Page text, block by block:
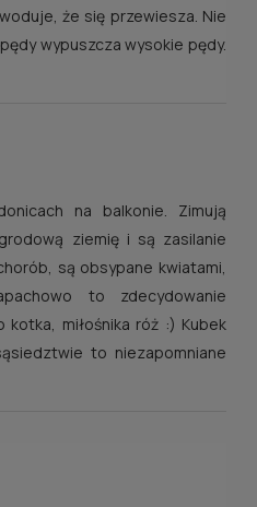
że się przewiesza. Nie
wypuszcza wysokie pędy.
na balkonie. Zimują
ziemię i są zasilanie
są obsypane kwiatami,
to zdecydowanie
kotka, miłośnika róż :) Kubek
to niezapomniane